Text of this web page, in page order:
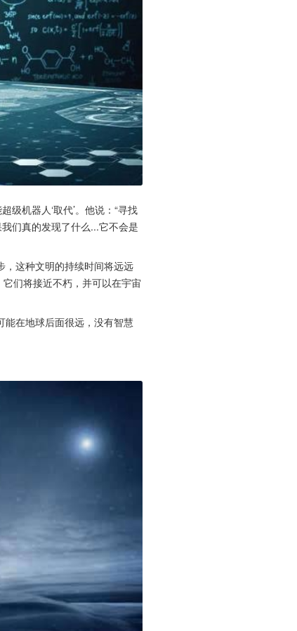
级机器人‘取代’。他说：“寻找
们真的发现了什么...它不会是
，这种文明的持续时间将远远
们将接近不朽，并可以在宇宙
能在地球后面很远，没有智慧